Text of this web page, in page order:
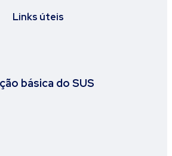
Links úteis
básica do SUS